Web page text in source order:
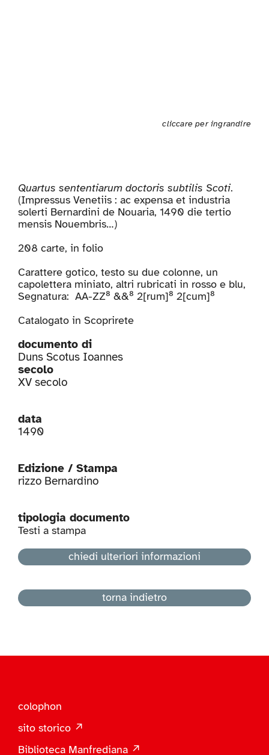
cliccare per ingrandire
Quartus sententiarum doctoris subtilis Scoti.
(Impressus Venetiis : ac expensa et industria
solerti Bernardini de Nouaria, 1490 die tertio
mensis Nouembris…)
208 carte, in folio
Carattere gotico, testo su due colonne, un
capolettera miniato, altri rubricati in rosso e blu,
Segnatura: AA-ZZ⁸ &&⁸ 2[rum]⁸ 2[cum]⁸
Catalogato in Scoprirete
documento di
Duns Scotus Ioannes
secolo
XV secolo
data
1490
Edizione / Stampa
rizzo Bernardino
tipologia documento
Testi a stampa
chiedi ulteriori informazioni
torna indietro
colophon
sito storico ↗
Biblioteca Manfrediana ↗